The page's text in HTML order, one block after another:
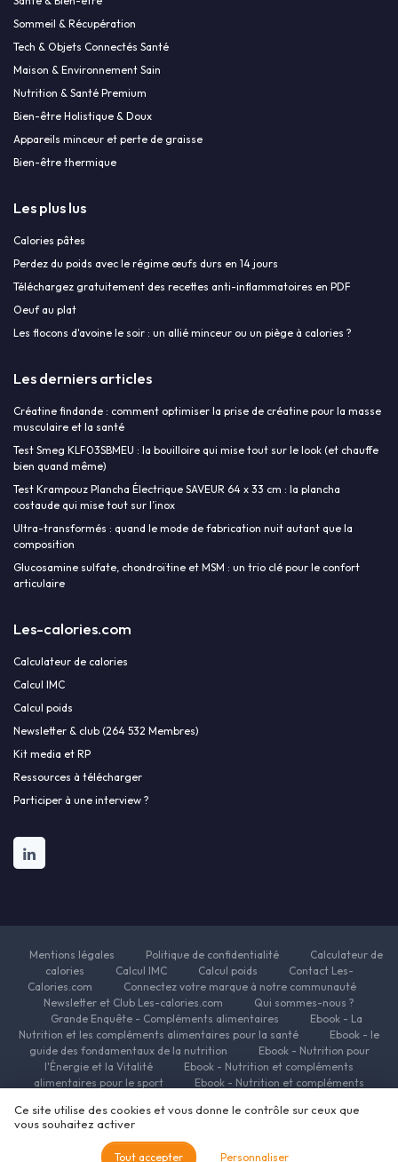
Sommeil & Récupération
Tech & Objets Connectés Santé
Maison & Environnement Sain
Nutrition & Santé Premium
Bien-être Holistique & Doux
Appareils minceur et perte de graisse
Bien-être thermique
Les plus lus
Calories pâtes
Perdez du poids avec le régime œufs durs en 14 jours
Téléchargez gratuitement des recettes anti-inflammatoires en PDF
Oeuf au plat
Les flocons d'avoine le soir : un allié minceur ou un piège à calories ?
Les derniers articles
Créatine findande : comment optimiser la prise de créatine pour la masse
musculaire et la santé
Test Smeg KLF03SBMEU : la bouilloire qui mise tout sur le look (et chauffe
bien quand même)
Test Krampouz Plancha Électrique SAVEUR 64 x 33 cm : la plancha
costaude qui mise tout sur l’inox
Ultra-transformés : quand le mode de fabrication nuit autant que la
composition
Glucosamine sulfate, chondroïtine et MSM : un trio clé pour le confort
articulaire
Les-calories.com
Calculateur de calories
Calcul IMC
Calcul poids
Newsletter & club (264 532 Membres)
Kit media et RP
Ressources à télécharger
Participer à une interview ?
Mentions légales Politique de confidentialité
Calculateur de
calories
Calcul IMC Calcul poids
Contact Les-
Calories.com
Connectez votre marque à notre communauté
Newsletter et Club Les-calories.com
Qui sommes-nous ?
Grande Enquête - Compléments alimentaires
Ebook - La
Nutrition et les compléments alimentaires pour la santé
Ebook - le
guide des fondamentaux de la nutrition
Ebook - Nutrition pour
l'Énergie et la Vitalité
Ebook - Nutrition et compléments
alimentaires pour le sport
Ebook - Nutrition et compléments
alimentaires pour la minceur
Ressources Nutrition et Compléments
© Les-calories.com 2026
Ce site utilise des cookies et vous donne le contrôle sur ceux que
vous souhaitez activer
Tout accepter Personnaliser